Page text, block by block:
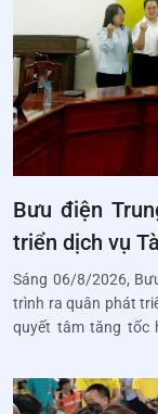
Bưu điện
triển dịch vụ
Sáng 06/8/2026,
trình ra quân phát
quyết tâm tăng tốc